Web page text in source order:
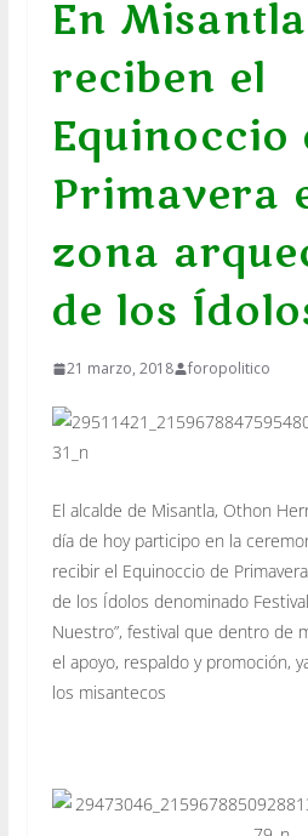
En
reciben el
Equinoccio
Primavera
zona
de los
21 marzo, 2018 foropolitico
El alcalde de Misantla, Othon
día de hoy participo en la
recibir el Equinoccio de
de los Ídolos denominado
Nuestro”, festival que dentro de
el apoyo, respaldo y promoción,
los misantecos